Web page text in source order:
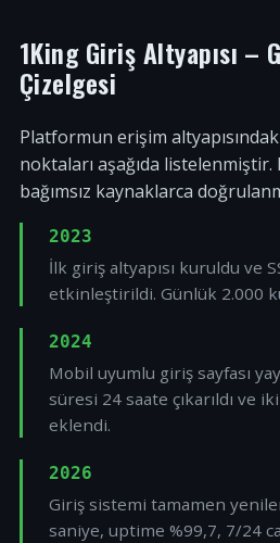
1King Giriş Altyapısı –
Çizelgesi
Platformun erişim
noktaları aşağıda
bağımsız kaynaklarca
2023
İlk giriş altyapısı kuruldu ve
etkinleştirildi. Günlük 2.000
2024
Mobil uyumlu giriş sayfası
süresi 24 saate çıkarıldı ve
eklendi.
2026
Giriş sistemi tamamen
saniye, uptime %99,7, 7/24